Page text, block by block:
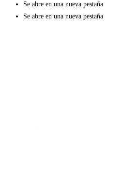
Se abre en una nueva pestaña
Se abre en una nueva pestaña